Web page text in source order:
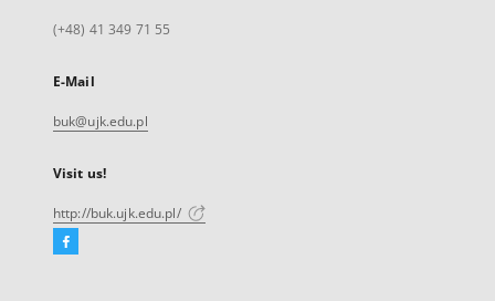
(+48) 41 349 71 55
E-Mail
buk@ujk.edu.pl
Visit us!
http://buk.ujk.edu.pl/
Facebook